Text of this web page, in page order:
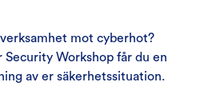
mot cyberhot?
Workshop får du en
av er säkerhetssituation.